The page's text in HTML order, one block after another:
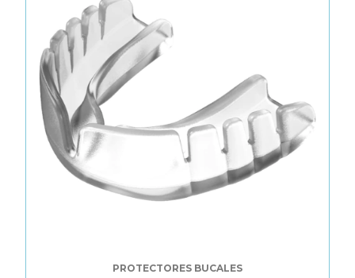
PROTECTORES BUCALES